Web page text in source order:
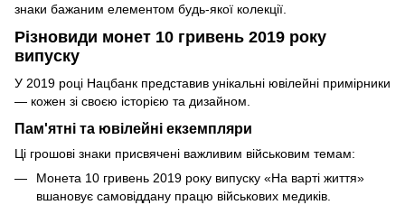
знаки бажаним елементом будь-якої колекції.
Різновиди монет 10 гривень 2019 року
випуску
У 2019 році Нацбанк представив унікальні ювілейні примірники
— кожен зі своєю історією та дизайном.
Пам'ятні та ювілейні екземпляри
Ці грошові знаки присвячені важливим військовим темам:
Монета 10 гривень 2019 року випуску «На варті життя»
вшановує самовіддану працю військових медиків.